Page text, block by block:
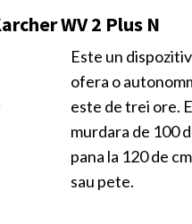
WV 2 Plus N
Este un
ofera o
este de trei ore.
murdara de 100
pana la 120 de
sau pete.